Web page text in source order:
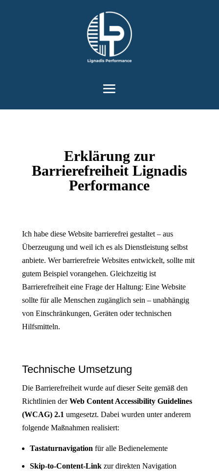
Erklärung zur
Barrierefreiheit Lignadis
Performance
Ich habe diese Website barrierefrei gestaltet – aus
Überzeugung und weil ich es als Dienstleistung selbst
anbiete. Wer barrierefreie Websites entwickelt, sollte mit
gutem Beispiel vorangehen. Gleichzeitig ist
Barrierefreiheit eine Frage der Haltung: Eine Website
sollte für alle Menschen zugänglich sein – unabhängig
von Einschränkungen, Geräten oder technischen
Hilfsmitteln.
Technische Umsetzung
Die Barrierefreiheit wurde auf dieser Seite gemäß den
Richtlinien derWeb Content Accessibility Guidelines
(WCAG) 2.1umgesetzt. Dabei wurden unter anderem
folgende Maßnahmen realisiert:
Tastaturnavigationfür alle Bedienelemente
Skip-to-Content-Linkzur direkten Navigation